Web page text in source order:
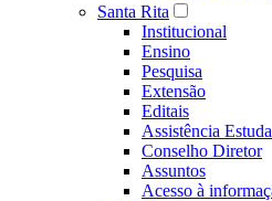
Santa Rita
Institucional
Ensino
Pesquisa
Extensão
Editais
Assistência
Conselho Diretor
Assuntos
Acesso à